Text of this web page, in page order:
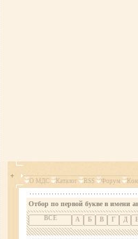
О МДС Каталог RSS Форум
Отбор по первой букве в имени
ВСЕ А Б В Г Д